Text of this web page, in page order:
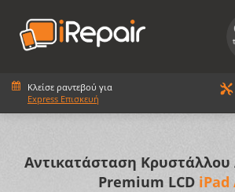
Κλείσε ραντεβού για
Express Επισκευή
Αντικατάσταση
Premium LCD iPad